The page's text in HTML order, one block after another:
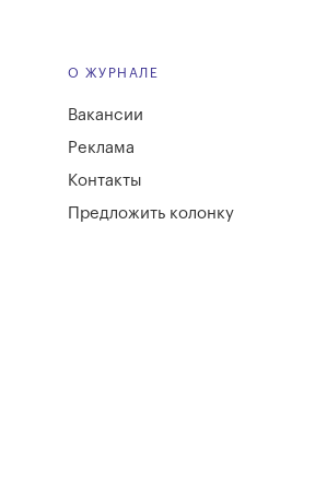
О ЖУРНАЛЕ
Вакансии
Реклама
Контакты
Предложить колонку